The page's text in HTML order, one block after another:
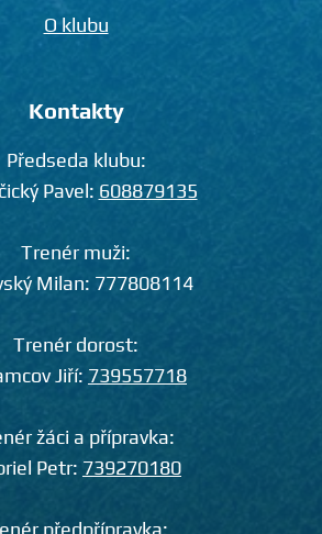
O klubu
Kontakty
Předseda klubu:
Pavel: 608879135
Trenér muži:
Milan: 777808114
Trenér dorost:
Jiří: 739557718
žáci a přípravka:
Petr: 739270180
předpřípravka: